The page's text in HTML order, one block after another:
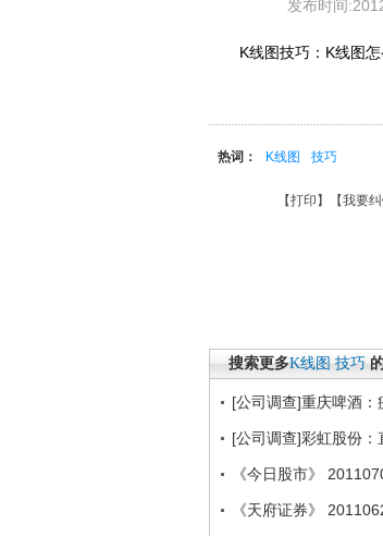
发布时间
K线图技巧：K线图怎
热词： K线图 技巧
【打印 】【我要
搜索更多K线图 技巧
[公司调查]重庆啤酒：
[公司调查]彩虹股份：
《今日股市》
《天府证券》